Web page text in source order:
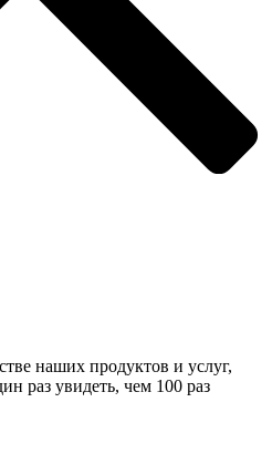
наших продуктов и услуг,
раз увидеть, чем 100 раз